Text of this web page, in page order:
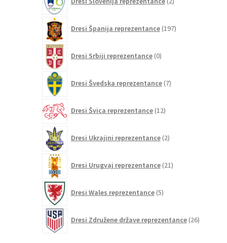
izdelka
Dresi Španija reprezentance 197izdelkov
Dresi Srbiji reprezentance 0izdelkov
Dresi Švedska reprezentance 7izdelkov
Dresi Švica reprezentance 12izdelkov
Dresi Ukrajini reprezentance 2izdelka
Dresi Urugvaj reprezentance 21izdelkov
Dresi Wales reprezentance 5izdelkov
Dresi Združene države reprezentance 26izdelkov